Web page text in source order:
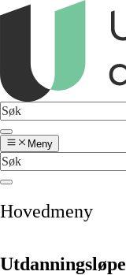
Meny
Hovedmeny